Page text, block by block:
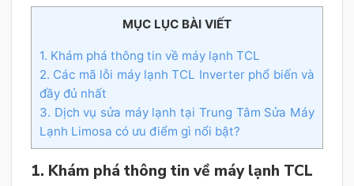
MỤC LỤC BÀI VIẾT
1. Khám phá thông tin về máy lạnh TCL
2. Các mã lỗi máy lạnh TCL Inverter phổ biến và
đầy đủ nhất
3. Dịch vụ sửa máy lạnh tại Trung Tâm Sửa Máy
Lạnh Limosa có ưu điểm gì nổi bật?
1. Khám phá thông tin về máy lạnh TCL